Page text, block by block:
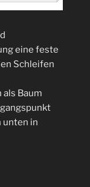
eine feste
Schleifen
als Baum
unten in